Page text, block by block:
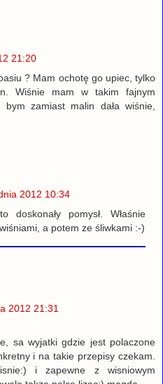
21:20
? Mam ochotę go upiec, tylko
Wiśnie mam w takim fajnym
zamiast malin dała wiśnie,
2012 10:34
doskonały pomysł. Właśnie
a potem ze śliwkami :-)
2012 21:31
sa wyjatki gdzie jest polaczone
i na takie przepisy czekam.
i zapewne z wisniowym